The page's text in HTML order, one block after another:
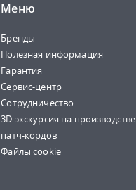
Меню
Бренды
Полезная информация
Гарантия
Сервис-центр
Сотрудничество
3D экскурсия на производстве
патч-кордов
Файлы cookie